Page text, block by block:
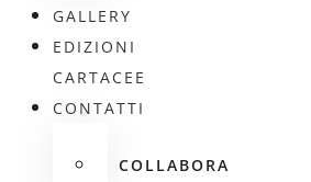
GALLERY
EDIZIONI
CARTACEE
CONTATTI
COLLABORA